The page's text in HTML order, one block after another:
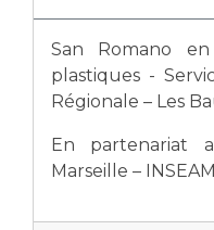
San Romano
plastiques -
Régionale – Les
En partenariat
Marseille –